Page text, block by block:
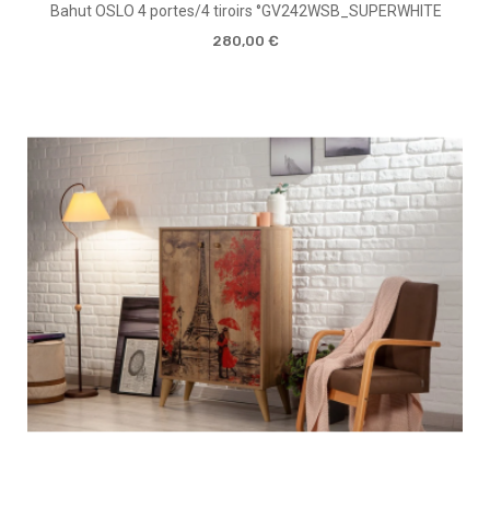
Bahut OSLO 4 portes/4 tiroirs °GV242WSB_SUPERWHITE
280,00 €